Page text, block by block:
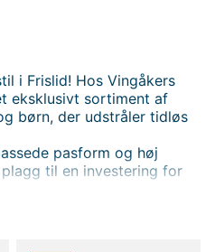
i Frislid! Hos Vingåkers
eksklusivt sortiment af
børn, der udstråler tidløs
pasform og høj
til en investering for
til fantastiske outletpriser.
Frislid i dag, online eller i